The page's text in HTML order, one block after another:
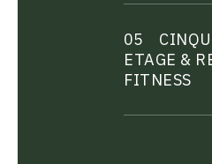
05
ETAGE &
FITNESS